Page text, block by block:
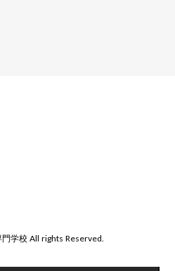
学校 All rights Reserved.